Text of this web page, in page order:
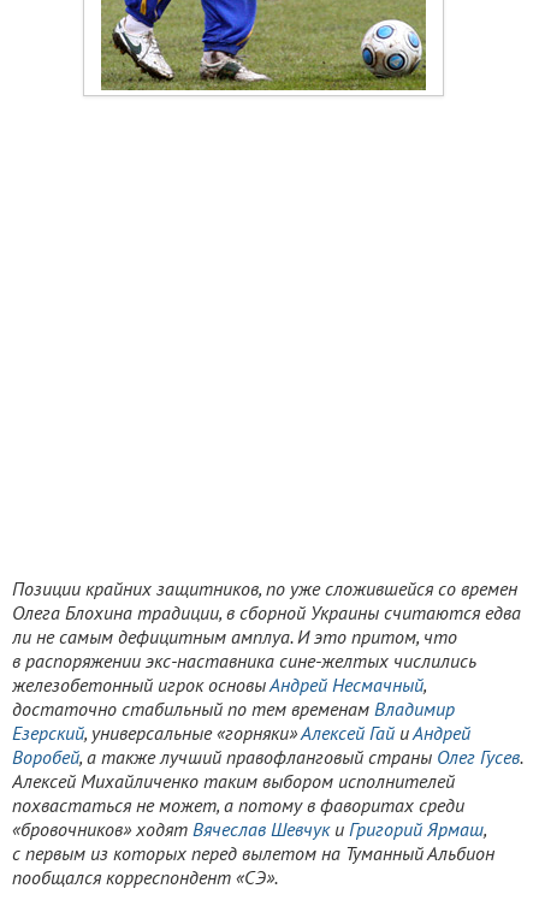
Позиции крайних защитников, по уже сложившейся со времен
Олега Блохина традиции, в сборной Украины считаются едва
ли не самым дефицитным амплуа. И это притом, что
в распоряжении экс-наставника сине-желтых числились
железобетонный игрок основыАндрей Несмачный,
достаточно стабильный по тем временам Владимир
Езерский, универсальные «горняки»Алексей Гай иАндрей
Воробей, а также лучший правофланговый страны Олег Гусев.
Алексей Михайличенко таким выбором исполнителей
похвастаться не может, а потому в фаворитах среди
«бровочников» ходят Вячеслав Шевчуки Григорий Ярмаш,
с первым из которых перед вылетом на Туманный Альбион
пообщался корреспондент «СЭ».